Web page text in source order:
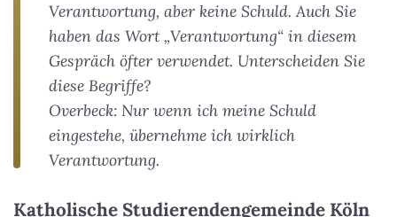
Verantwortung, aber keine Schuld. Auch Sie
haben das Wort „Verantwortung“ in diesem
Gespräch öfter verwendet. Unterscheiden Sie
diese Begriffe?
Overbeck: Nur wenn ich meine Schuld
eingestehe, übernehme ich wirklich
Verantwortung.
Katholische Studierendengemeinde Köln